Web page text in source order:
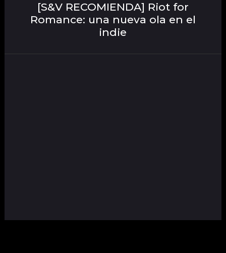
[S&V RECOMIENDA] Riot for
Romance: una nueva ola en el
indie